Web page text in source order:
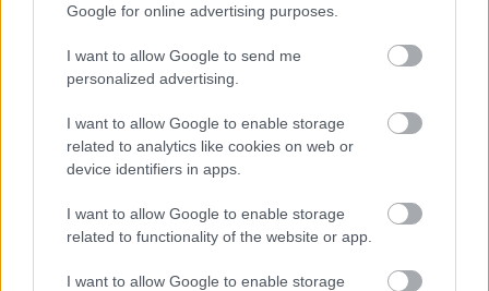
Google for online advertising purposes.
I want to allow Google to send me
personalized advertising.
I want to allow Google to enable storage
related to analytics like cookies on web or
device identifiers in apps.
I want to allow Google to enable storage
related to functionality of the website or app.
I want to allow Google to enable storage
Zo sliviek nemusíte robiť
len koláč! Vyskúšajte
mrveničku aj omáčku
Naučte sa tieto triky na
skladovanie a potraviny